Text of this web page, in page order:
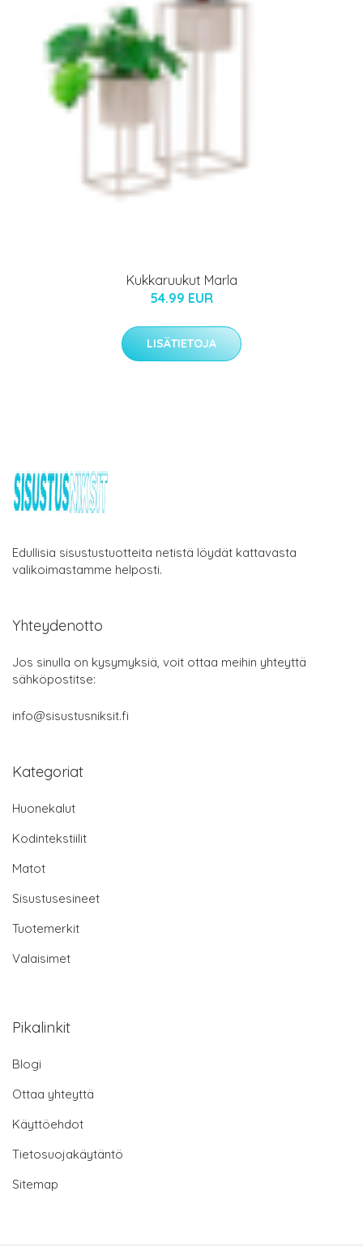
Kukkaruukut Marla
54.99 EUR
LISÄTIETOJA
Edullisia sisustustuotteita netistä löydät kattavasta
valikoimastamme helposti.
Yhteydenotto
Jos sinulla on kysymyksiä, voit ottaa meihin yhteyttä
sähköpostitse:
info@sisustusniksit.fi
Kategoriat
Huonekalut
Kodintekstiilit
Matot
Sisustusesineet
Tuotemerkit
Valaisimet
Pikalinkit
Blogi
Ottaa yhteyttä
Käyttöehdot
Tietosuojakäytäntö
Sitemap